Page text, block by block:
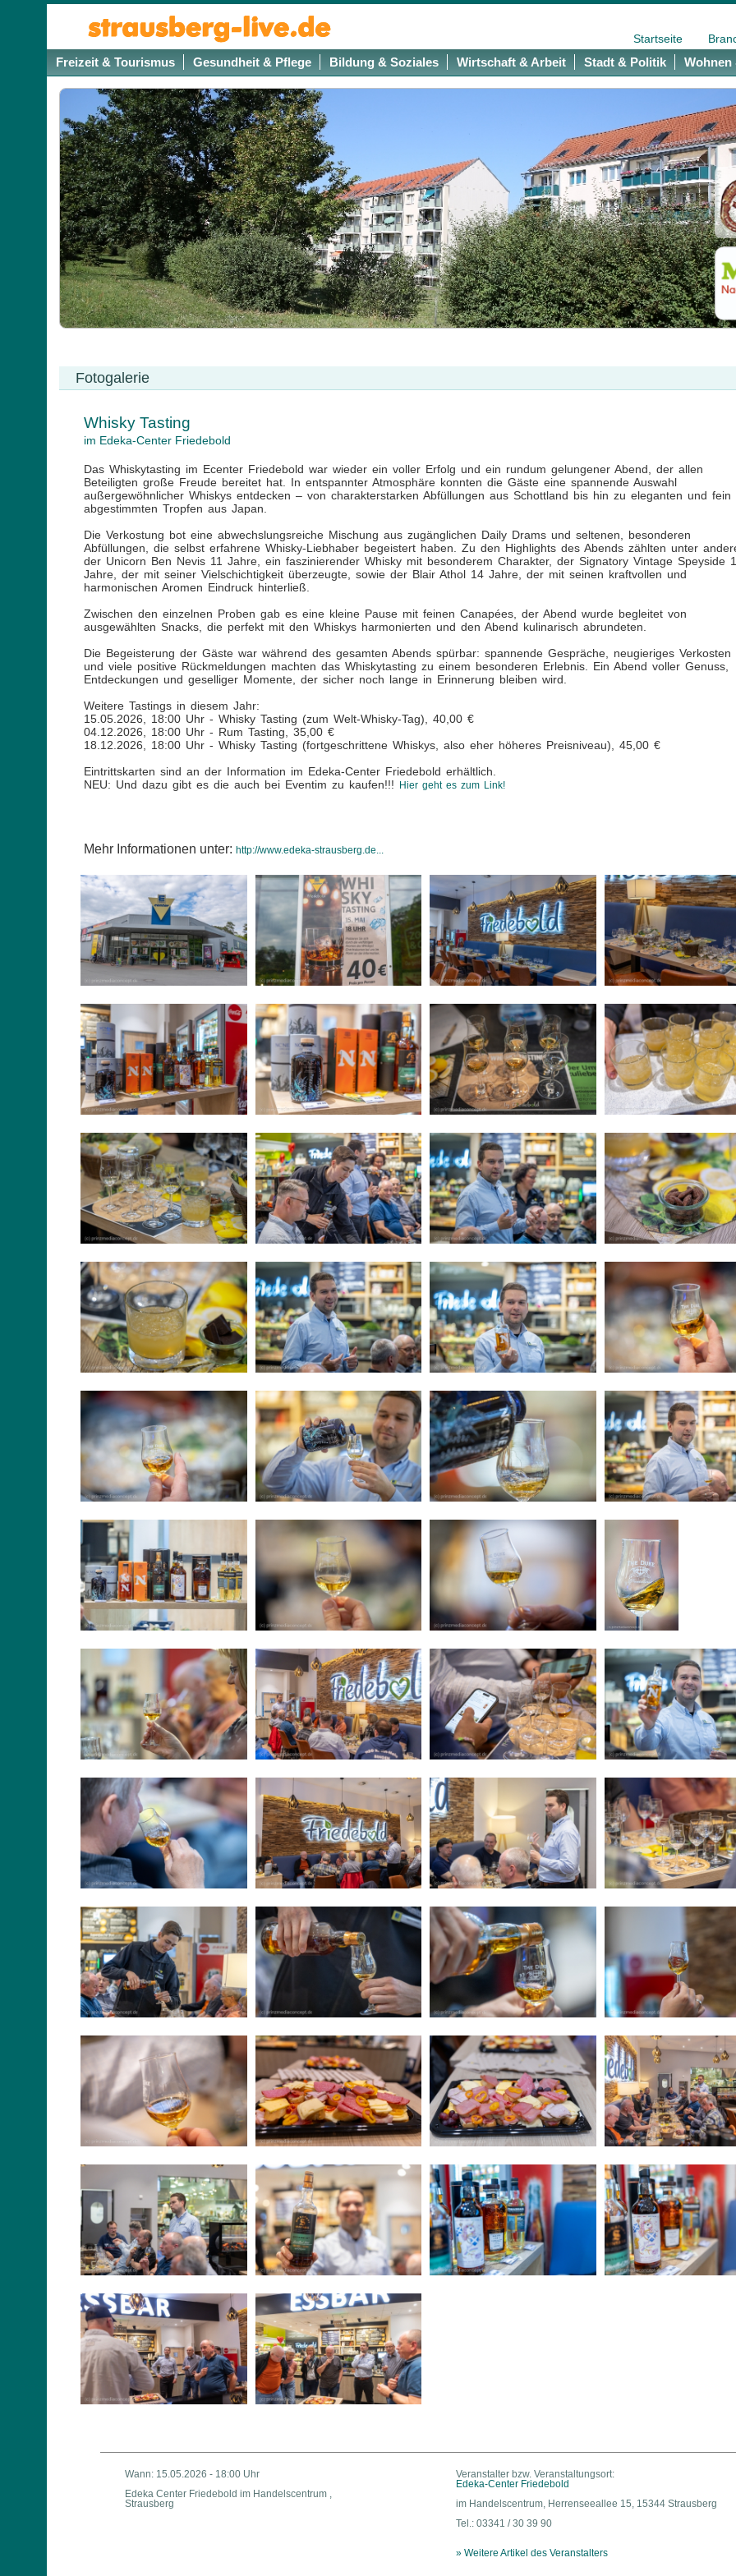
Startseite
Freizeit & Tourismus Gesundheit & Pflege Bildung & Soziales Wirtschaft & Arbeit Stadt & Politik Wohnen
Fotogalerie
Whisky Tasting
im Edeka-Center Friedebold
Das Whiskytasting im Ecenter Friedebold war wieder ein voller Erfolg und ein rundum gelungener Abend, der allen
Beteiligten große Freude bereitet hat. In entspannter Atmosphäre konnten die Gäste eine spannende Auswahl
außergewöhnlicher Whiskys entdecken – von charakterstarken Abfüllungen aus Schottland bis hin zu eleganten und fein
abgestimmten Tropfen aus Japan.
Die Verkostung bot eine abwechslungsreiche Mischung aus zugänglichen Daily Drams und seltenen, besonderen
Abfüllungen, die selbst erfahrene Whisky-Liebhaber begeistert haben. Zu den Highlights des Abends zählten unter
der Unicorn Ben Nevis 11 Jahre, ein faszinierender Whisky mit besonderem Charakter, der Signatory Vintage Speyside
Jahre, der mit seiner Vielschichtigkeit überzeugte, sowie der Blair Athol 14 Jahre, der mit seinen kraftvollen und
harmonischen Aromen Eindruck hinterließ.
Zwischen den einzelnen Proben gab es eine kleine Pause mit feinen Canapées, der Abend wurde begleitet von
ausgewählten Snacks, die perfekt mit den Whiskys harmonierten und den Abend kulinarisch abrundeten.
Die Begeisterung der Gäste war während des gesamten Abends spürbar: spannende Gespräche, neugieriges Verkosten
und viele positive Rückmeldungen machten das Whiskytasting zu einem besonderen Erlebnis. Ein Abend voller Genuss,
Entdeckungen und geselliger Momente, der sicher noch lange in Erinnerung bleiben wird.
Weitere Tastings in diesem Jahr:
15.05.2026, 18:00 Uhr - Whisky Tasting (zum Welt-Whisky-Tag), 40,00 €
04.12.2026, 18:00 Uhr - Rum Tasting, 35,00 €
18.12.2026, 18:00 Uhr - Whisky Tasting (fortgeschrittene Whiskys, also eher höheres Preisniveau), 45,00 €
Eintrittskarten sind an der Information im Edeka-Center Friedebold erhältlich.
NEU: Und dazu gibt es die auch bei Eventim zu kaufen!!!
Hier geht es zum Link!
Mehr Informationen unter: http://www.edeka-strausberg.de...
Wann: 15.05.2026 - 18:00 Uhr
Edeka Center Friedebold im Handelscentrum ,
Strausberg
Veranstalter bzw. Veranstaltungsort:
Edeka-Center Friedebold
im Handelscentrum, Herrenseeallee 15, 15344 Strausberg
Tel.: 03341 / 30 39 90
» Weitere Artikel des Veranstalters